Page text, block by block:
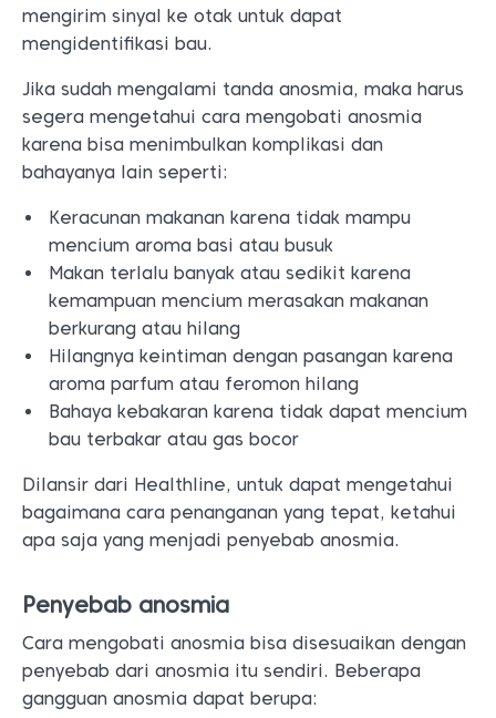
mengirim sinyal ke otak untuk dapat
mengidentifikasi bau.
Jika sudah mengalami tanda anosmia, maka harus
segera mengetahui cara mengobati anosmia
karena bisa menimbulkan komplikasi dan
bahayanya lain seperti:
Keracunan makanan karena tidak mampu
mencium aroma basi atau busuk
Makan terlalu banyak atau sedikit karena
kemampuan mencium merasakan makanan
berkurang atau hilang
Hilangnya keintiman dengan pasangan karena
aroma parfum atau feromon hilang
Bahaya kebakaran karena tidak dapat mencium
bau terbakar atau gas bocor
Dilansir dari Healthline, untuk dapat mengetahui
bagaimana cara penanganan yang tepat, ketahui
apa saja yang menjadi penyebab anosmia.
Penyebab anosmia
Cara mengobati anosmia bisa disesuaikan dengan
penyebab dari anosmia itu sendiri. Beberapa
gangguan anosmia dapat berupa: